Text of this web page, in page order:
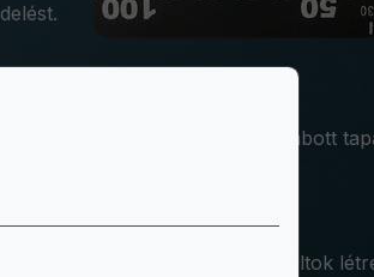
az Ön által személyre szabott
Önnek olyan egyedi foltok